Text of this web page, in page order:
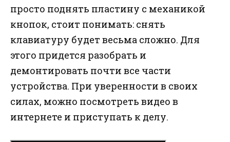
просто поднять пластину с механикой
кнопок, стоит понимать: снять
клавиатуру будет весьма сложно. Для
этого придется разобрать и
демонтировать почти все части
устройства. При уверенности в своих
силах, можно посмотреть видео в
интернете и приступать к делу.